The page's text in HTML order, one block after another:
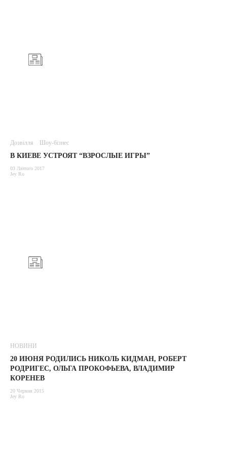
Дозвілля Шоу-бізнес
В КИЕВЕ УСТРОЯТ “ВЗРОСЛЫЕ ИГРЫ”
03 Лютого 2017
Jey Ro
НОВИНИ
20 ИЮНЯ РОДИЛИСЬ НИКОЛЬ КИДМАН, РОБЕРТ
РОДРИГЕС, ОЛЬГА ПРОКОФЬЕВА, ВЛАДИМИР
КОРЕНЕВ
20 Червня 2015
Jey Ro